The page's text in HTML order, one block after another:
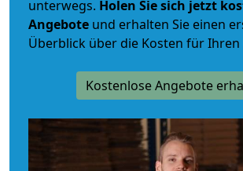
unterwegs. Holen Sie sich jetzt
Angebote und erhalten Sie einen
Überblick über die Kosten für Ihren
Kostenlose Angebote